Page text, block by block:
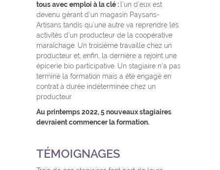
tous avec emploi à la clé : l’un d’eux est
devenu gérant d’un magasin Paysans-
Artisans tandis qu’une autre va reprendre les
activités d’un producteur de la coopérative
maraîchage. Un troisième travaille chez un
producteur et, enfin, la dernière a rejoint une
épicerie bio participative. Un stagiaire n’a pas
terminé la formation mais a été engagé en
contrat à durée indéterminée chez un
producteur.
Au printemps 2022, 5 nouveaux stagiaires
devraient commencer la formation.
TÉMOIGNAGES